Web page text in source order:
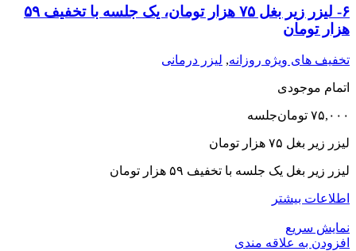
۶- لیزر زیر بغل ۷۵ هزار تومان، یک جلسه با تخفیف ۵٩
هزار تومان
تخفیف های ویژه روزانه, لیزر درمانی
اتمام موجودی
۷۵,۰۰۰ تومانجلسه
لیزر زیر بغل ۷۵ هزار تومان
لیزر زیر بغل یک جلسه با تخفیف ۵٩ هزار تومان
اطلاعات بیشتر
نمایش سریع
افزودن به علاقه مندی